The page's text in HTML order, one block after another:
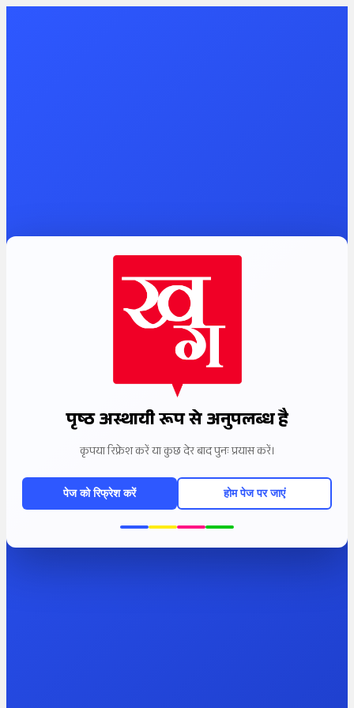
पृष्ठ अस्थायी रूप से अनुपलब्ध है
कृपया रिफ्रेश करें या कुछ देर बाद पुनः प्रयास करें।
पेज को रिफ्रेश करें होम पेज पर जाएं